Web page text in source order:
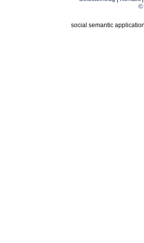
©
social semantic